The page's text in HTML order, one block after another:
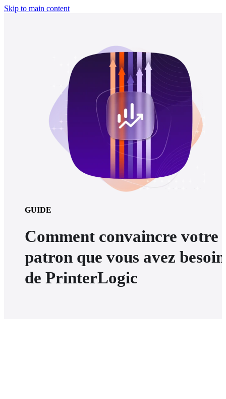
Skip to main content
GUIDE
Comment convaincre votre
patron que vous avez besoin
de PrinterLogic